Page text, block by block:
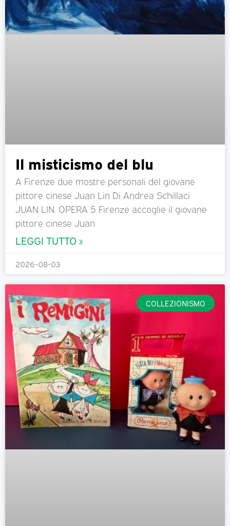
Il misticismo del blu
A Firenze due mostre personali del giovane
pittore cinese Juan Lin Di Andrea Schillaci
JUAN LIN. OPERA 5 Firenze accoglie il giovane
pittore cinese Juan
LEGGI TUTTO »
2026-08-03
COLLEZIONISMO